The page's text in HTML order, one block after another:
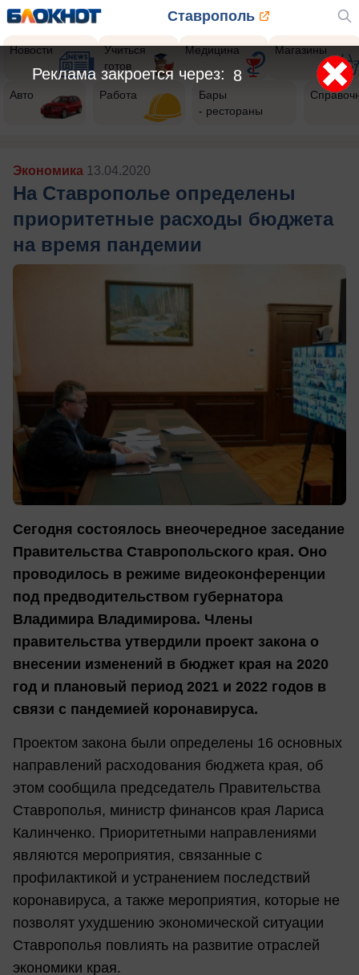
Ставрополь
Новости
Учиться
готов
Медицина Магазины
Авто Работа
Бары
- рестораны
Экономика 13.04.2020
На Ставрополье определены
приоритетные расходы бюджета
на время пандемии
Сегодня состоялось внеочередное заседание
Правительства Ставропольского края. Оно
проводилось в режиме видеоконференции
под предводительством губернатора
Владимира Владимирова. Члены
правительства утвердили проект закона о
внесении изменений в бюджет края на 2020
год и плановый период 2021 и 2022 годов в
связи с пандемией коронавируса.
Проектом закона были определены 16 основных
направлений расходования бюджета края, об
этом сообщила председатель Правительства
Ставрополья, министр финансов края Лариса
Калинченко. Приоритетными направлениями
являются мероприятия, связанные с
профилактикой и устранением последствий
коронавируса, а также мероприятия, которые не
позволят ухудшению экономической ситуации
Ставрополья повлиять на развитие отраслей
экономики края.
6
Реклама закроется через: